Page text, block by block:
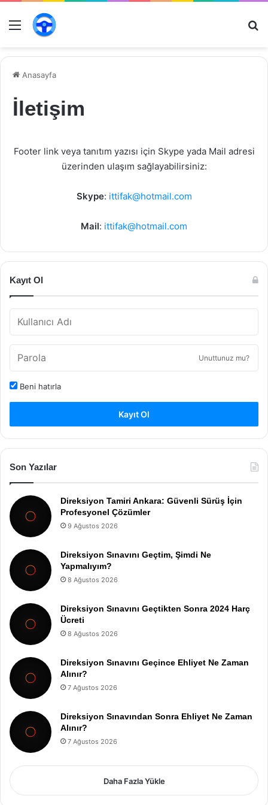
Menü
Anasayfa
İletişim
Footer link veya tanıtım yazısı için Skype yada Mail adresi
üzerinden ulaşım sağlayabilirsiniz:
Skype: ittifak@hotmail.com
Mail: ittifak@hotmail.com
Kayıt Ol
Unuttunuz mu?
Beni hatırla
Kayıt Ol
Son Yazılar
Direksiyon Tamiri Ankara: Güvenli Sürüş İçin
Profesyonel Çözümler
9 Ağustos 2026
Direksiyon Sınavını Geçtim, Şimdi Ne
Yapmalıyım?
8 Ağustos 2026
Direksiyon Sınavını Geçtikten Sonra 2024 Harç
Ücreti
8 Ağustos 2026
Direksiyon Sınavını Geçince Ehliyet Ne Zaman
Alınır?
7 Ağustos 2026
Direksiyon Sınavından Sonra Ehliyet Ne Zaman
Alınır?
7 Ağustos 2026
Daha Fazla Yükle